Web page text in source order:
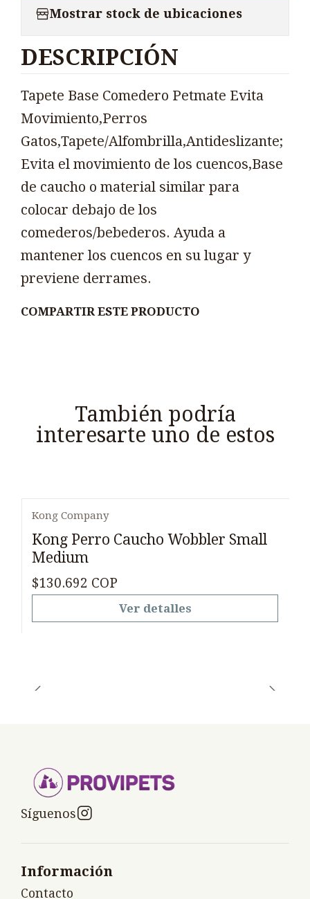
Mostrar stock de ubicaciones
DESCRIPCIÓN
Tapete Base Comedero Petmate Evita
Movimiento,Perros
Gatos,Tapete/Alfombrilla,Antideslizante;
Evita el movimiento de los cuencos,Base
de caucho o material similar para
colocar debajo de los
comederos/bebederos. Ayuda a
mantener los cuencos en su lugar y
previene derrames.
COMPARTIR ESTE PRODUCTO
También podría
interesarte uno de estos
Kong Company
Kong Perro Caucho Wobbler Small
Medium
$130.692 COP
Ver detalles
Síguenos
Información
Contacto